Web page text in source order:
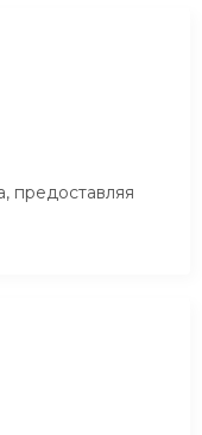
предоставляя